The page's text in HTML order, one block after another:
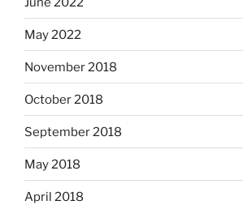
May 2022
November 2018
October 2018
September 2018
May 2018
April 2018